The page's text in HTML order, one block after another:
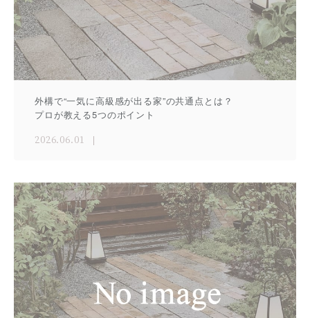
外構で“一気に高級感が出る家”の共通点とは？
プロが教える5つのポイント
2026.06.01